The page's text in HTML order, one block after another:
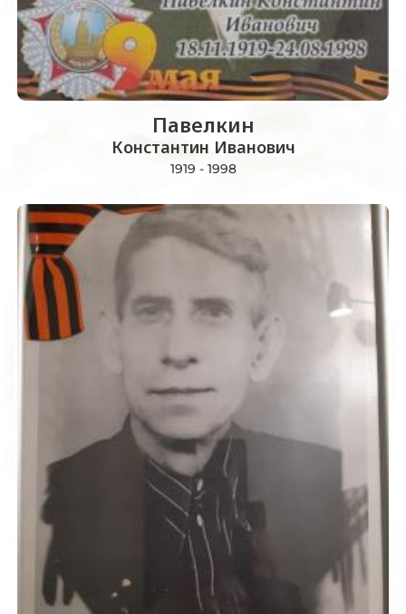
Павелкин
Константин Иванович
1919 - 1998